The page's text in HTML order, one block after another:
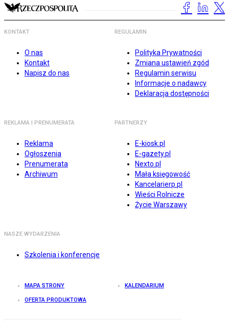
KONTAKT
O nas
Kontakt
Napisz do nas
REGULAMIN
Polityka Prywatności
Zmiana ustawień zgód
Regulamin serwisu
Informacje o nadawcy
Deklaracja dostępności
REKLAMA I PRENUMERATA
Reklama
Ogłoszenia
Prenumerata
Archiwum
PARTNERZY
E-kiosk.pl
E-gazety.pl
Nexto.pl
Mała księgowość
Kancelarierp.pl
Wieści Rolnicze
Życie Warszawy
NASZE WYDARZENIA
Szkolenia i konferencje
MAPA STRONY KALENDARIUM
OFERTA PRODUKTOWA